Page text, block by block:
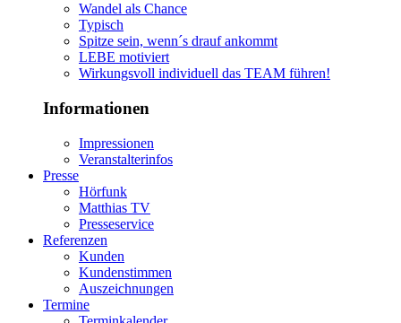
Wandel als Chance
Typisch
Spitze sein, wenn´s drauf ankommt
LEBE motiviert
Wirkungsvoll individuell das TEAM führen!
Informationen
Impressionen
Veranstalterinfos
Presse
Hörfunk
Matthias TV
Presseservice
Referenzen
Kunden
Kundenstimmen
Auszeichnungen
Termine